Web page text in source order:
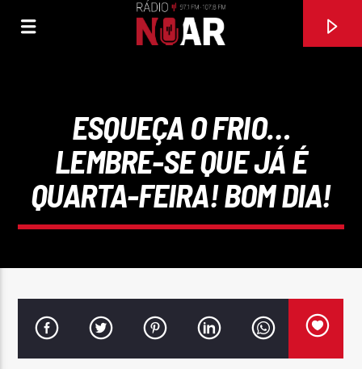
RAPAZIADA VAMOS DANÇAR
ESQUEÇA O FRIO…
LEMBRE-SE QUE JÁ É
QUARTA-FEIRA! BOM DIA!